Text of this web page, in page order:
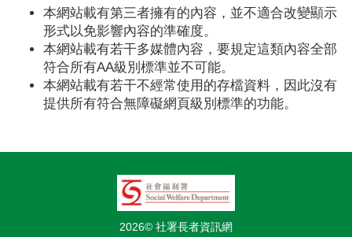
本網站載有第三者擁有的內容，並不適合改變顯示
形式以免影響內容的準確度。
本網站載有若干多媒體內容，要規定這類內容全部
符合所有AA級別標準並不可能。
本網站載有若干不經常使用的存檔資料，因此沒有
提供所有符合無障礙網頁級別標準的功能。
2026© 社署長者資訊網